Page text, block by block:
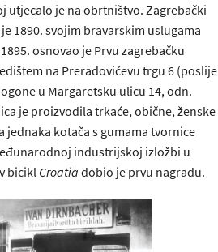
utjecalo je na obrtništvo. Zagrebački
je 1890. svojim bravarskim uslugama
osnovao je Prvu zagrebačku
na Preradovićevu trgu 6 (poslije
u Margaretsku ulicu 14, odn.
je proizvodila trkaće, obične, ženske
jednaka kotača s gumama tvornice
industrijskoj izložbi u
bicikl Croatia dobio je prvu nagradu.